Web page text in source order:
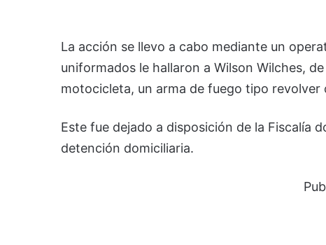
La acción se llevo a cabo mediante un
uniformados le hallaron a Wilson Wilches,
motocicleta, un arma de fuego tipo
Este fue dejado a disposición de la Fiscalía
detención domiciliaria.